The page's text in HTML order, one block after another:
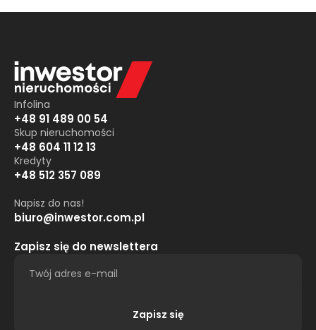
Infolina
+48 91 489 00 54
Skup nieruchomości
+48 604 11 12 13
Kredyty
+48 512 357 089
Napisz do nas!
biuro@inwestor.com.pl
Zapisz się do newslettera
Zapisz się